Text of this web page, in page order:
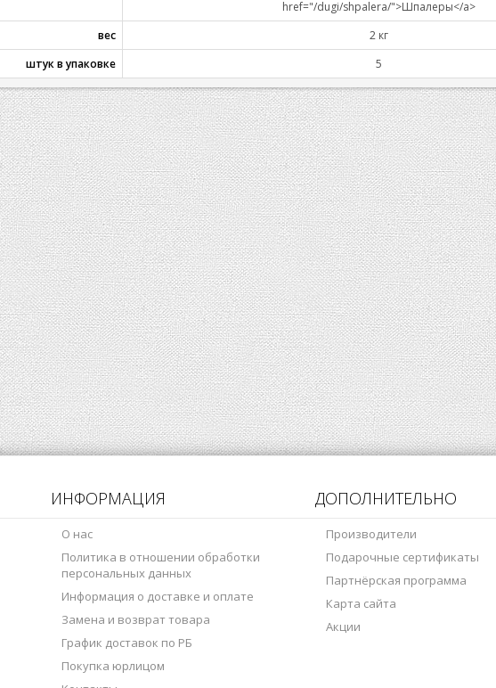
href="/dugi/shpalera/">Шпалеры</a>
вес
2 кг
штук в упаковке
5
ИНФОРМАЦИЯ
О нас
Политика в отношении обработки
персональных данных
Информация о доставке и оплате
Замена и возврат товара
График доставок по РБ
Покупка юрлицом
ДОПОЛНИТЕЛЬНО
Производители
Подарочные сертификаты
Партнёрская программа
Карта сайта
Акции